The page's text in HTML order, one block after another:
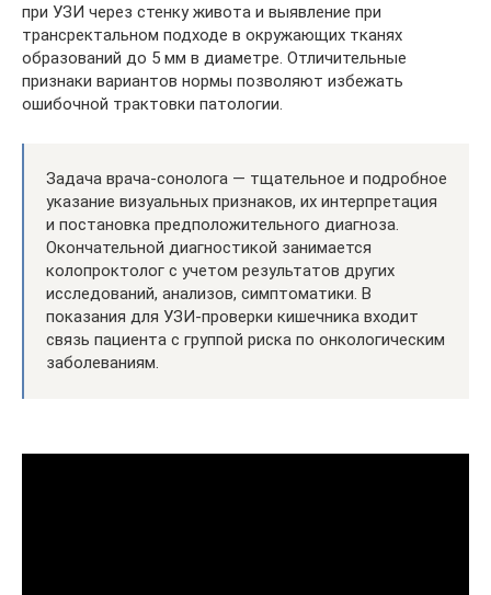
при УЗИ через стенку живота и выявление при
трансректальном подходе в окружающих тканях
образований до 5 мм в диаметре. Отличительные
признаки вариантов нормы позволяют избежать
ошибочной трактовки патологии.
Задача врача-сонолога — тщательное и подробное
указание визуальных признаков, их интерпретация
и постановка предположительного диагноза.
Окончательной диагностикой занимается
колопроктолог с учетом результатов других
исследований, анализов, симптоматики. В
показания для УЗИ-проверки кишечника входит
связь пациента с группой риска по онкологическим
заболеваниям.